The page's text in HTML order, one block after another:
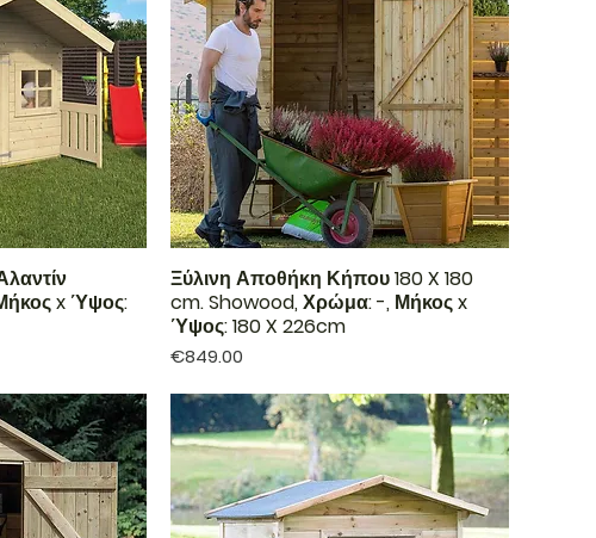
x Ύψος:
Ξύλινη Αποθήκη Κήπου 180 X 180
cm. Showood, Χρώμα: -, Μήκος x
Ύψος: 180 X 226cm
Price
€849.00